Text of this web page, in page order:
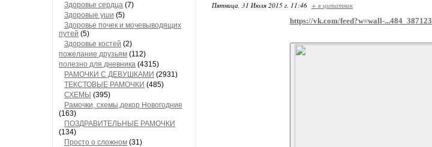
Здоровье сердца (7)
Здоровые уши (5)
Здоровье почек и мочевыводящих
путей (5)
Здоровье костей (2)
пожелание друзьям (112)
полезно для дневника (4315)
РАМОЧКИ С ДЕВУШКАМИ (2931)
ТЕКСТОВЫЕ РАМОЧКИ (485)
СХЕМЫ (395)
Рамочки, схемы,декор Новогодние
(163)
ПОЗДРАВИТЕЛЬНЫЕ РАМОЧКИ
(134)
Просто о сложном (31)
Пятница, 31 Июля 2015 г. 11:46 + в цитатник
https://vk.com/feed?w=wall-...484_387123